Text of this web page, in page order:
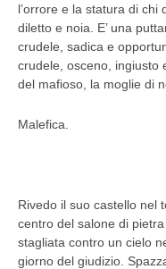
l’orrore e la statura di
diletto e noia. E’ una
crudele, sadica e
crudele, osceno, ingiusto
del mafioso, la moglie di
Malefica.
Rivedo il suo castello nel
centro del salone di
stagliata contro un cielo
giorno del giudizio.